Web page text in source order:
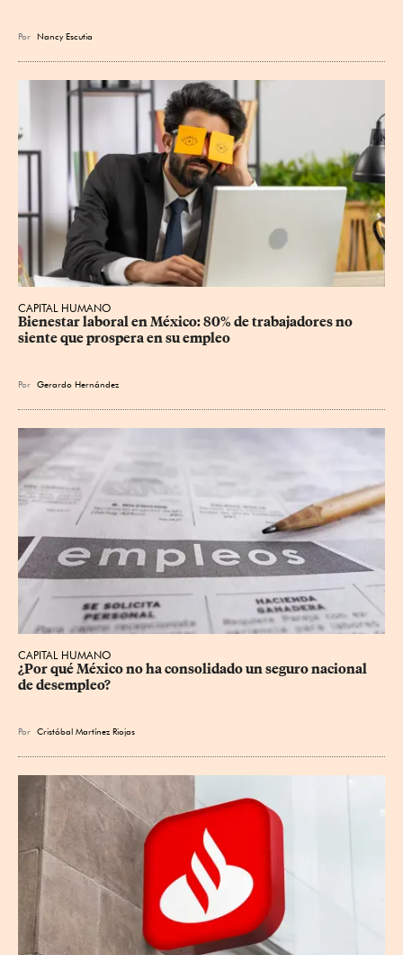
Por Nancy Escutia
CAPITAL HUMANO
Bienestar laboral en México: 80% de trabajadores no
siente que prospera en su empleo
Por Gerardo Hernández
CAPITAL HUMANO
¿Por qué México no ha consolidado un seguro nacional
de desempleo?
Por Cristóbal Martínez Riojas